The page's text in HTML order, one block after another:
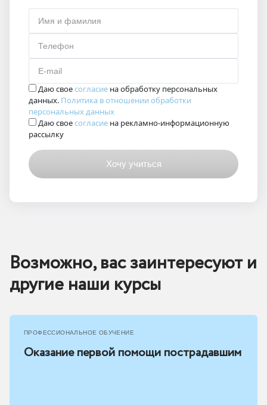
Имя и фамилия
Телефон
E-mail
Даю своесогласие на обработку персональных
данных. Политика в отношении обработки
персональных данных
Даю своесогласие на рекламно-информационную
рассылку
Возможно, вас заинтересуют и
другие наши курсы
ПРОФЕССИОНАЛЬНОЕ ОБУЧЕНИЕ
Оказание первой помощи пострадавшим